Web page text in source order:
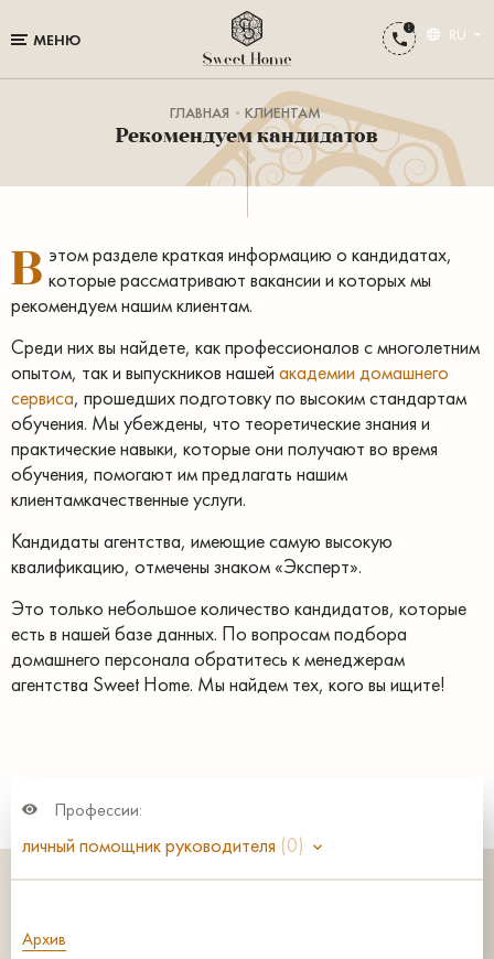
МЕНЮ RU
ГЛАВНАЯ КЛИЕНТАМ
Рекомендуем кандидатов
В этом разделе краткая информацию о кандидатах,
которые рассматривают вакансии и которых мы
рекомендуем нашим клиентам.
Среди них вы найдете, как профессионалов с многолетним
опытом, так и выпускников нашей академии домашнего
сервиса, прошедших подготовку по высоким стандартам
обучения. Мы убеждены, что теоретические знания и
практические навыки, которые они получают во время
обучения, помогают им предлагать нашим
клиентамкачественные услуги.
Кандидаты агентства, имеющие самую высокую
квалификацию, отмечены знаком «Эксперт».
Это только небольшое количество кандидатов, которые
есть в нашей базе данных. По вопросам подбора
домашнего персонала обратитесь к менеджерам
агентства Sweet Home. Мы найдем тех, кого вы ищите!
Профессии:
личный помощник руководителя (0)
Архив